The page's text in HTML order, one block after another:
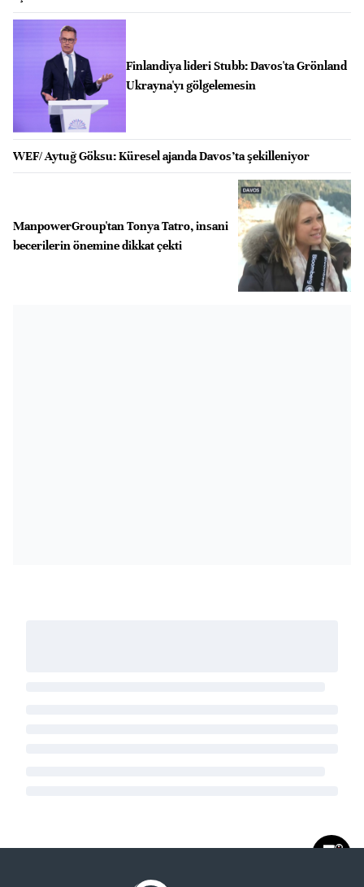
Finlandiya lideri Stubb: Davos'ta Grönland
Ukrayna'yı gölgelemesin
WEF/ Aytuğ Göksu: Küresel ajanda Davos’ta şekilleniyor
ManpowerGroup'tan Tonya Tatro, insani
becerilerin önemine dikkat çekti